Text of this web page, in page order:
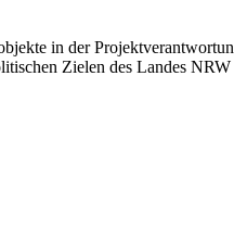
in der
Zielen des Landes